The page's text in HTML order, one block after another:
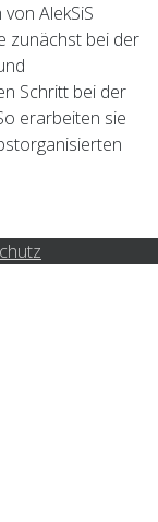
AlekSiS
zunächst bei der
Schritt bei der
erarbeiten sie